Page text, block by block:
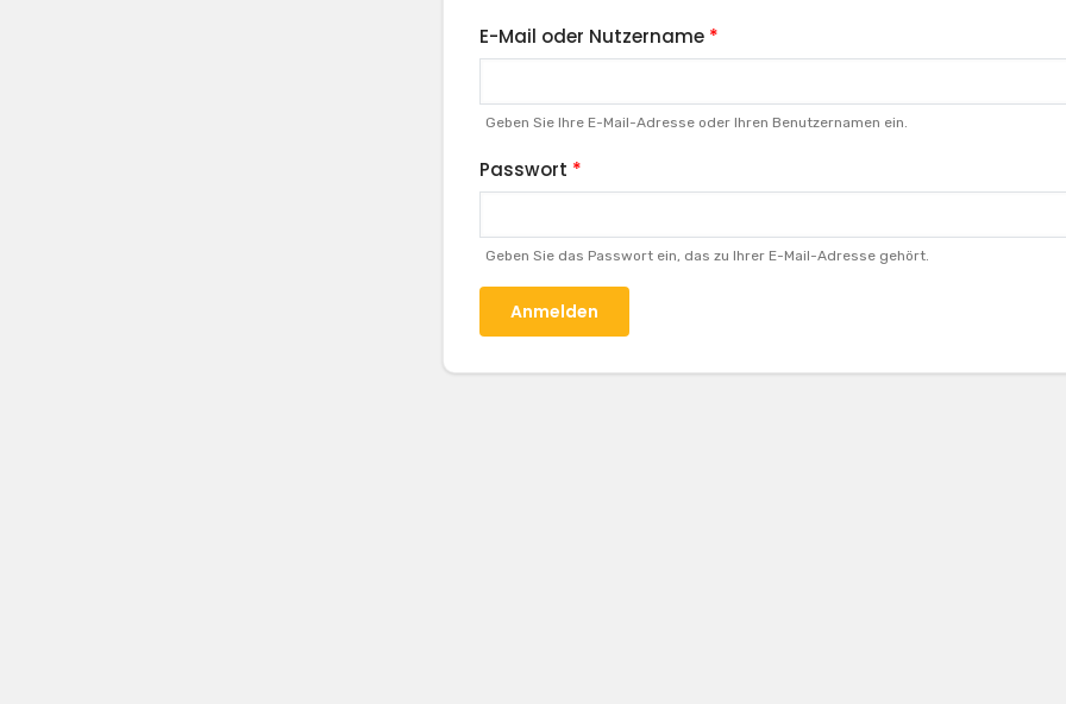
E-Mail oder Nutzername
Geben Sie Ihre E-Mail-Adresse oder Ihren Benutzernamen ein.
Passwort
Geben Sie das Passwort ein, das zu Ihrer E-Mail-Adresse gehört.